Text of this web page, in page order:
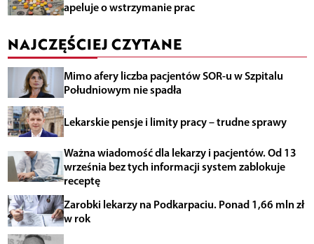
apeluje o wstrzymanie prac
NAJCZĘŚCIEJ CZYTANE
Mimo afery liczba pacjentów SOR-u w Szpitalu
Południowym nie spadła
Lekarskie pensje i limity pracy – trudne sprawy
Ważna wiadomość dla lekarzy i pacjentów. Od 13
września bez tych informacji system zablokuje
receptę
Zarobki lekarzy na Podkarpaciu. Ponad 1,66 mln zł
w rok